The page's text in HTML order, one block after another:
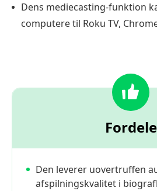
Dens mediecasting-funktion
computere til Roku TV,
Fordele
Den leverer uovertruffen
afspilningskvalitet i